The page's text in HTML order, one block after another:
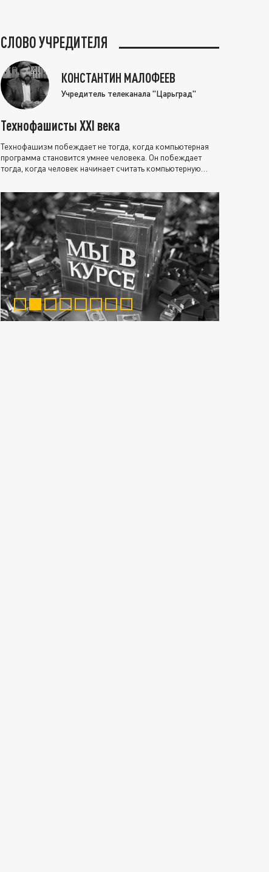
СЛОВО УЧРЕДИТЕЛЯ
КОНСТАНТИН МАЛОФЕЕВ
Учредитель телеканала "Царьград"
Технофашисты XXI века
Технофашизм побеждает не тогда, когда компьютерная
программа становится умнее человека. Он побеждает
тогда, когда человек начинает считать компьютерную